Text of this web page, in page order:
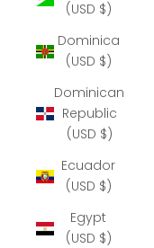
(USD $)
Dominica
(USD $)
Dominican
Republic
(USD $)
Ecuador
(USD $)
Egypt
(USD $)